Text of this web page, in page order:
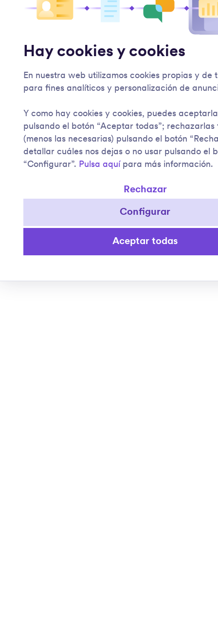
Hay cookies y cookies
En nuestra web utilizamos cookies propias y de
para fines analíticos y personalización de
Y como hay cookies y cookies, puedes
pulsando el botón “Aceptar todas”; rechazarlas
(menos las necesarias) pulsando el botón
detallar cuáles nos dejas o no usar pulsando el
“Configurar”. Pulsa aquí para más información.
Rechazar
Configurar
Aceptar todas